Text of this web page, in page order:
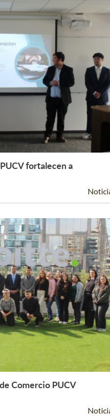
Leer Más +
fortalecen a
Leer Más +
Comercio PUCV